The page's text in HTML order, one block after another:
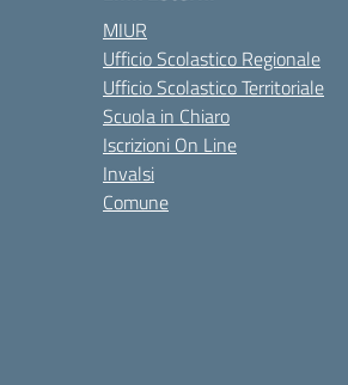
MIUR
Ufficio Scolastico Regionale
Ufficio Scolastico Territoriale
Scuola in Chiaro
Iscrizioni On Line
Invalsi
Comune